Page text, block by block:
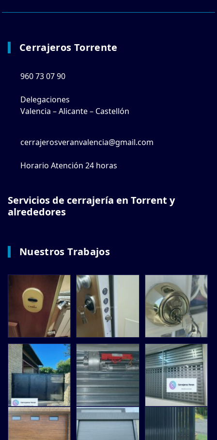
Cerrajeros Torrente
960 73 07 90
Delegaciones
Valencia – Alicante – Castellón
cerrajerosveranvalencia@gmail.com
Horario Atención 24 horas
Servicios de cerrajería en Torrent y
alrededores
Nuestros Trabajos